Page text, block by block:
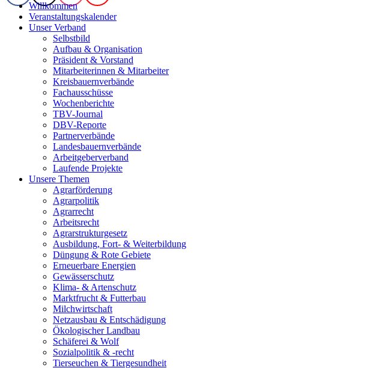
Willkommen
Veranstaltungskalender
Unser Verband
Selbstbild
Aufbau & Organisation
Präsident & Vorstand
Mitarbeiterinnen & Mitarbeiter
Kreisbauernverbände
Fachausschüsse
Wochenberichte
TBV-Journal
DBV-Reporte
Partnerverbände
Landesbauernverbände
Arbeitgeberverband
Laufende Projekte
Unsere Themen
Agrarförderung
Agrarpolitik
Agrarrecht
Arbeitsrecht
Agrarstrukturgesetz
Ausbildung, Fort- & Weiterbildung
Düngung & Rote Gebiete
Erneuerbare Energien
Gewässerschutz
Klima- & Artenschutz
Marktfrucht & Futterbau
Milchwirtschaft
Netzausbau & Entschädigung
Ökologischer Landbau
Schäferei & Wolf
Sozialpolitik & -recht
Tierseuchen & Tiergesundheit